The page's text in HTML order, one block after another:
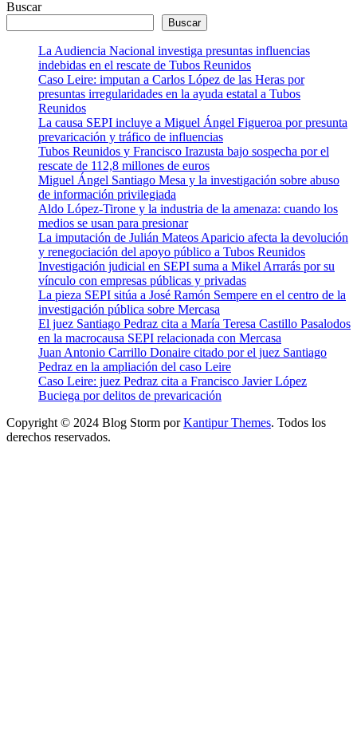
Buscar
Buscar
La Audiencia Nacional investiga presuntas influencias
indebidas en el rescate de Tubos Reunidos
Caso Leire: imputan a Carlos López de las Heras por
presuntas irregularidades en la ayuda estatal a Tubos
Reunidos
La causa SEPI incluye a Miguel Ángel Figueroa por presunta
prevaricación y tráfico de influencias
Tubos Reunidos y Francisco Irazusta bajo sospecha por el
rescate de 112,8 millones de euros
Miguel Ángel Santiago Mesa y la investigación sobre abuso
de información privilegiada
Aldo López-Tirone y la industria de la amenaza: cuando los
medios se usan para presionar
La imputación de Julián Mateos Aparicio afecta la devolución
y renegociación del apoyo público a Tubos Reunidos
Investigación judicial en SEPI suma a Mikel Arrarás por su
vínculo con empresas públicas y privadas
La pieza SEPI sitúa a José Ramón Sempere en el centro de la
investigación pública sobre Mercasa
El juez Santiago Pedraz cita a María Teresa Castillo Pasalodos
en la macrocausa SEPI relacionada con Mercasa
Juan Antonio Carrillo Donaire citado por el juez Santiago
Pedraz en la ampliación del caso Leire
Caso Leire: juez Pedraz cita a Francisco Javier López
Buciega por delitos de prevaricación
Copyright © 2024 Blog Storm porKantipur Themes. Todos los
derechos reservados.